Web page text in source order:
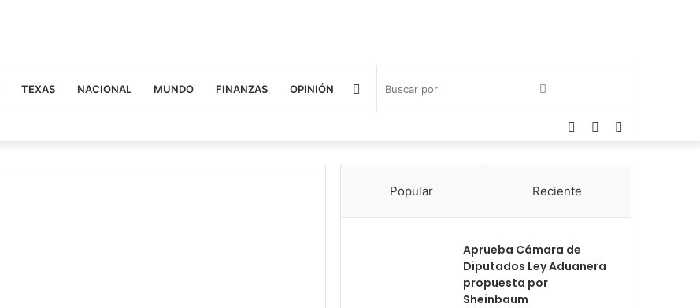
TEXAS NACIONAL MUNDO FINANZAS OPINIÓN Buscar
Publicación
Twitter
Facebook
Popular Reciente
Aprueba Cámara de
Diputados Ley Aduanera
propuesta por
Sheinbaum